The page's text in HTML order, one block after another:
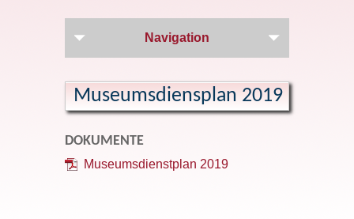
Navigation
Museumsdiensplan 2019
DOKUMENTE
Museumsdienstplan 2019